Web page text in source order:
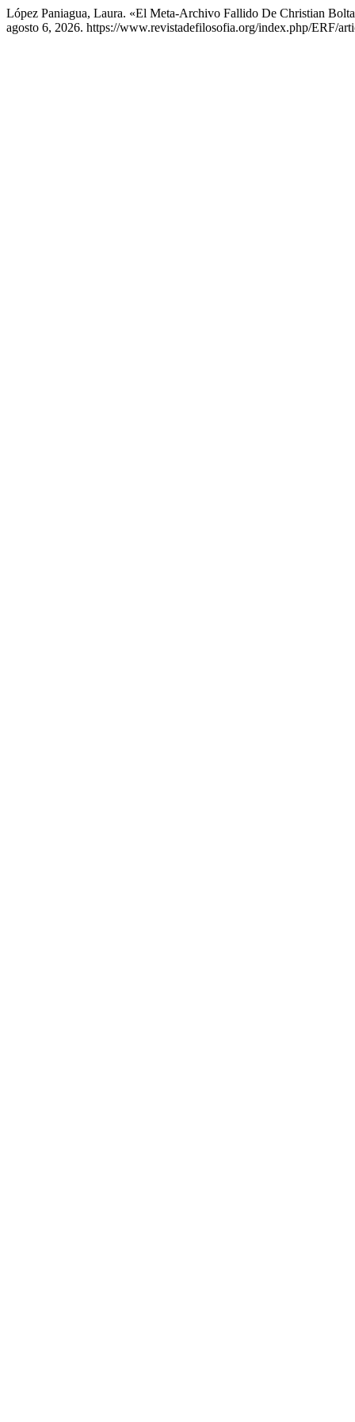
López Paniagua, Laura. «El Meta-Archivo Fallido De Christian
agosto 6, 2026. https://www.revistadefilosofia.org/index.php/ERF/